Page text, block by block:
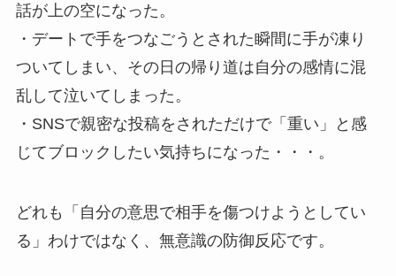
話が上の空になった。
・デートで手をつなごうとされた瞬間に手が凍り
ついてしまい、その日の帰り道は自分の感情に混
乱して泣いてしまった。
・SNSで親密な投稿をされただけで「重い」と感
じてブロックしたい気持ちになった・・・。
どれも「自分の意思で相手を傷つけようとしてい
る」わけではなく、無意識の防御反応です。